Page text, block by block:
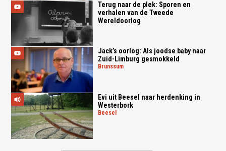
Terug naar de plek: Sporen en
verhalen van de Tweede
Wereldoorlog
Jack’s oorlog: Als joodse baby naar
Zuid-Limburg gesmokkeld
brunssum
Evi uit Beesel naar herdenking in
Westerbork
beesel